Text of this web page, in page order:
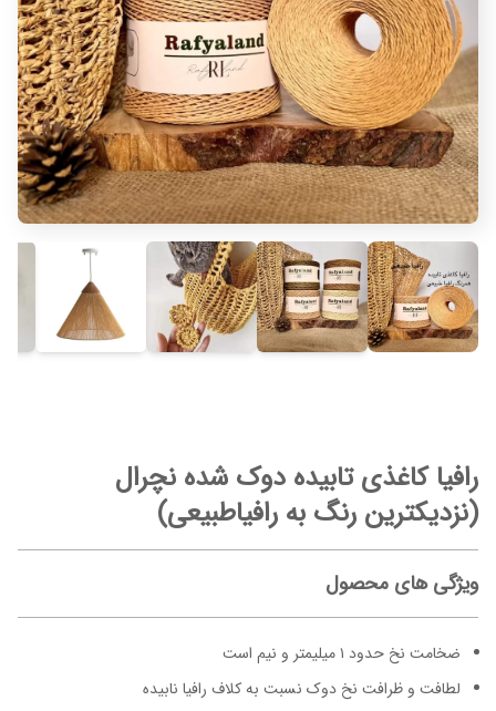
رافیا کاغذی تابیده دوک شده نچرال
(نزدیکترین رنگ به رافیاطبیعی)
ویژگی های محصول
ضخامت نخ حدود ۱ میلیمتر و نیم است
لطافت و ظرافت نخ دوک نسبت به کلاف رافیا نابیده